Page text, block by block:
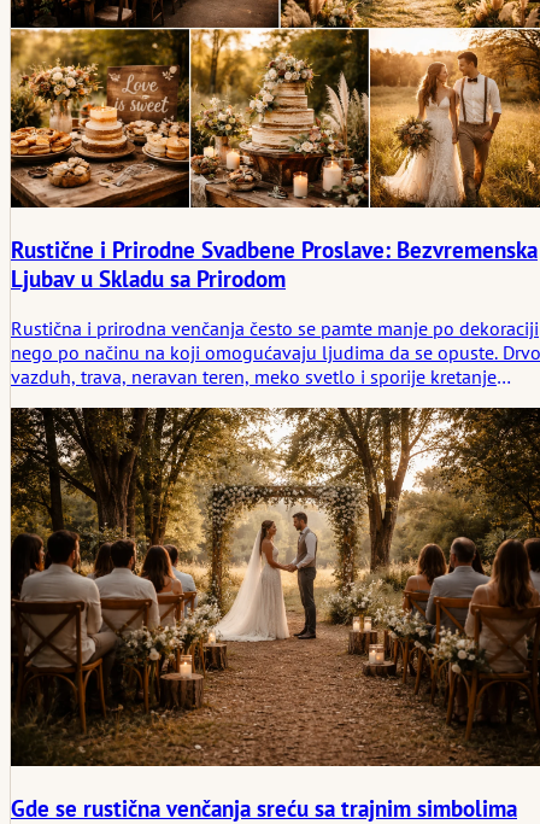
Rustične i Prirodne Svadbene Proslave: Bezvremenska
Ljubav u Skladu sa Prirodom
Rustična i prirodna venčanja često se pamte manje po dekoraciji
nego po načinu na koji omogućavaju ljudima da se opuste.
vazduh, trava, neravan teren, meko svetlo i sporije kretanje
početka. Ovaj članak istražuje kako rustični venčani ambijenti
oblikuju atmosferu kroz jednostavnost, materijalnu iskrenost i
tihu logiku mesta.
Gde se rustična venčanja sreću sa trajnim simbolima